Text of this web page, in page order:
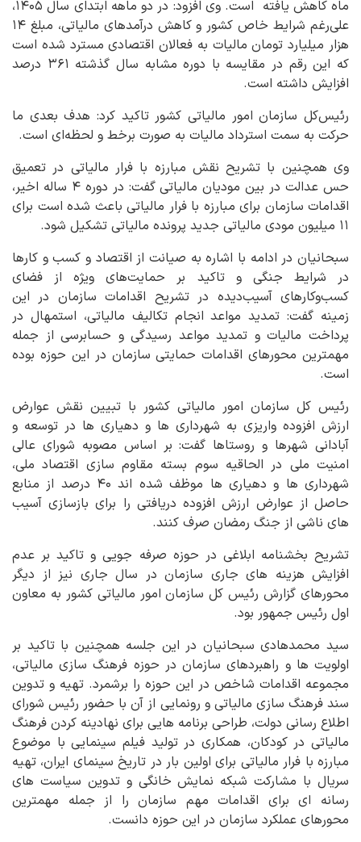
ماه کاهش یافته است. وی افزود: در دو ماهه ابتدای سال ۱۴۰۵،
علی‌رغم شرایط خاص کشور و کاهش درآمدهای مالیاتی، مبلغ ۱۴
هزار میلیارد تومان مالیات به فعالان اقتصادی مسترد شده است
که این رقم در مقایسه با دوره مشابه سال گذشته ۳۶۱ درصد
افزایش داشته است.
رئیس‌کل سازمان امور مالیاتی کشور تاکید کرد: هدف بعدی ما
حرکت به سمت استرداد مالیات به صورت برخط و لحظه‌ای است.
وی همچنین با تشریح نقش مبارزه با فرار مالیاتی در تعمیق
حس عدالت در بین مودیان مالیاتی گفت: در دوره ۴ ساله اخیر،
اقدامات سازمان برای مبارزه با فرار مالیاتی باعث شده است برای
۱۱ میلیون مودی مالیاتی جدید پرونده مالیاتی تشکیل شود.
سبحانیان در ادامه با اشاره به صیانت از اقتصاد و کسب و کارها
در شرایط جنگی و تاکید بر حمایت‌های ویژه از فضای
کسب‌وکارهای آسیب‌دیده در تشریح اقدامات سازمان در این
زمینه گفت: تمدید مواعد انجام تکالیف مالیاتی، استمهال در
پرداخت مالیات و تمدید مواعد رسیدگی و حسابرسی از جمله
مهمترین محورهای اقدامات حمایتی سازمان در این حوزه بوده
است.
رئیس کل سازمان امور مالیاتی کشور با تبیین نقش عوارض
ارزش افزوده واریزی به شهرداری ها و دهیاری ها در توسعه و
آبادانی شهرها و روستاها گفت: بر اساس مصوبه شورای عالی
امنیت ملی در الحاقیه سوم بسته مقاوم سازی اقتصاد ملی،
شهرداری ها و دهیاری ها موظف شده اند ۴۰ درصد از منابع
حاصل از عوارض ارزش افزوده دریافتی را برای بازسازی آسیب
های ناشی از جنگ رمضان صرف کنند.
تشریح بخشنامه ابلاغی در حوزه صرفه جویی و تاکید بر عدم
افزایش هزینه های جاری سازمان در سال جاری نیز از دیگر
محورهای گزارش رئیس کل سازمان امور مالیاتی کشور به معاون
اول رئیس جمهور بود.
سید محمدهادی سبحانیان در این جلسه همچنین با تاکید بر
اولویت ها و راهبردهای سازمان در حوزه فرهنگ سازی مالیاتی،
مجموعه اقدامات شاخص در این حوزه را برشمرد. تهیه و تدوین
سند فرهنگ سازی مالیاتی و رونمایی از آن با حضور رئیس شورای
اطلاع رسانی دولت، طراحی برنامه هایی برای نهادینه کردن فرهنگ
مالیاتی در کودکان، همکاری در تولید فیلم سینمایی با موضوع
مبارزه با فرار مالیاتی برای اولین بار در تاریخ سینمای ایران، تهیه
سریال با مشارکت شبکه نمایش خانگی و تدوین سیاست های
رسانه ای برای اقدامات مهم سازمان را از جمله مهمترین
محورهای عملکرد سازمان در این حوزه دانست.